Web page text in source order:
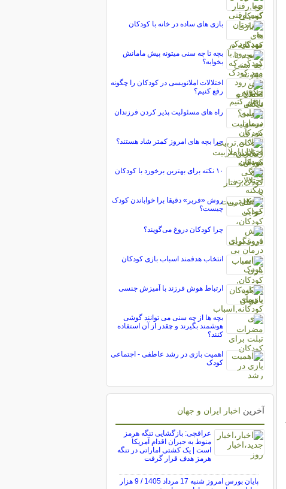
بازی های ساده در خانه با کودکان
بچه تا چه سنی میتونه پیش مامانش
بخوابه؟
اختلالات املانویسی در کودکان را چگونه
رفع کنیم؟
راه های مسئولیت پذیر کردن فرزندان
چرا بچه های امروز کمتر شاد هستند؟
۱۰ نکته برای بهترین برخورد با کودکان
روش «فربر» دقیقا برا خواباندن کودک
چیست؟
چرا کودکان دروغ می‌گویند؟
انتخاب هدفمند اسباب بازی کودکان
ارتباط هوش فرزند با آمیزش جنسی
بچه ها از چه سنی می توانند گوشی
هوشمند بگیرند و چقدر از آن استفاده
کنند؟
اهمیت بازی در رشد عاطفی - اجتماعی
کودک
آخرین اخبار ایران و جهان
عراقچی: بازگشایی تنگه هرمز
منوط به جبران اقدام آمریکا
است | یک کشتی اماراتی در تنگه
هرمز هدف قرار گرفت
پایان بورس امروز شنبه 17 مرداد 1405 / 9 هزار